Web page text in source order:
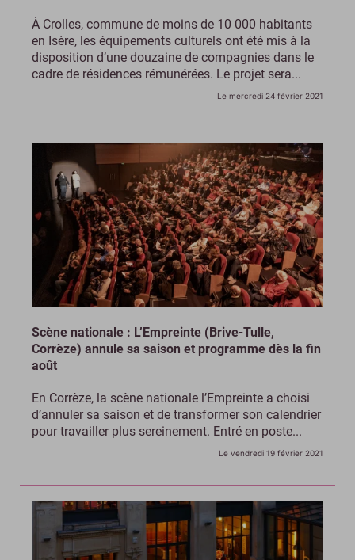
À Crolles, commune de moins de 10 000 habitants
en Isère, les équipements culturels ont été mis à la
disposition d’une douzaine de compagnies dans le
cadre de résidences rémunérées. Le projet sera...
Le mercredi 24 février 2021
Scène nationale : L’Empreinte (Brive-Tulle,
Corrèze) annule sa saison et programme dès la fin
août
En Corrèze, la scène nationale l’Empreinte a choisi
d’annuler sa saison et de transformer son calendrier
pour travailler plus sereinement. Entré en poste...
Le vendredi 19 février 2021